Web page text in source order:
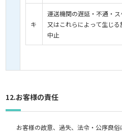
キ
運送機関の遅延・不通・
又はこれらによって生じ
中止
12.お客様の責任
お客様の故意、過失、法令・公序良